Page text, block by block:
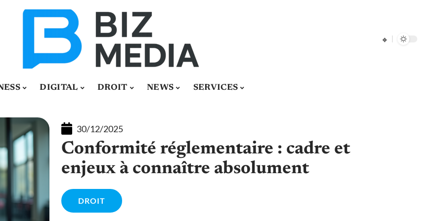
DIGITAL DROIT NEWS SERVICES
30/12/2025
Conformité réglementaire : cadre et
enjeux à connaître absolument
DROIT